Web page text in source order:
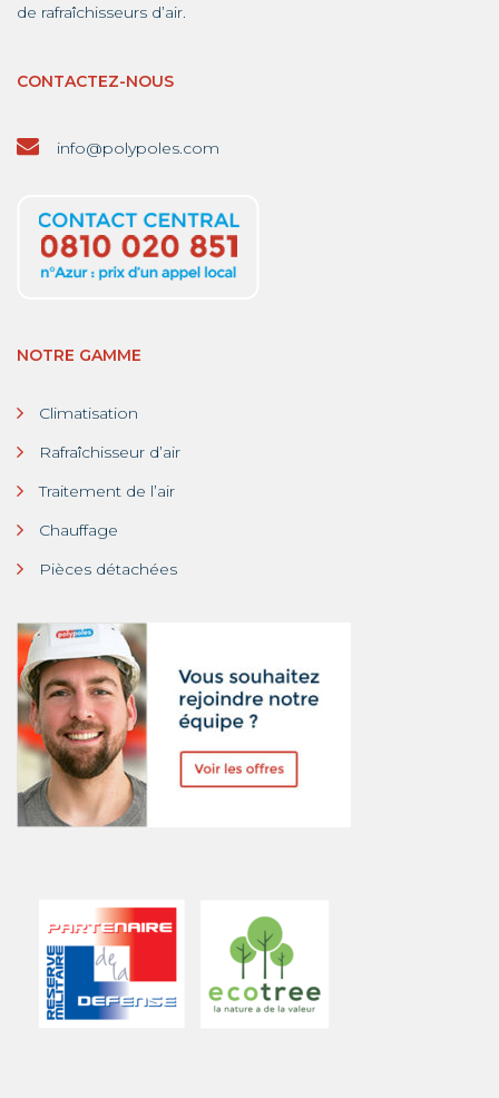
de rafraîchisseurs d’air.
CONTACTEZ-NOUS
info@polypoles.com
NOTRE GAMME
Climatisation
Rafraîchisseur d’air
Traitement de l’air
Chauffage
Pièces détachées